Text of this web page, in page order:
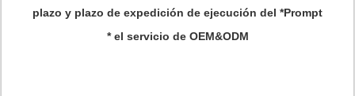
plazo y plazo de expedición de ejecución del *Prompt
* el servicio de OEM&ODM